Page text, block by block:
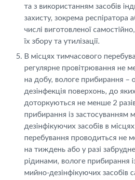
та з використанням засобів
захисту, зокрема респіратора
числі виготовленої
їх збору та утилізації.
В місцях тимчасового
регулярне провітрювання не
на добу, вологе прибирання –
дезінфекція поверхонь, до
доторкуються не менше 2
прибирання із застосуванням
дезінфікуючих засобів в
перебування проводиться не
на тиждень або у разі
рідинами, вологе прибирання
мийно-дезінфікуючих засобів